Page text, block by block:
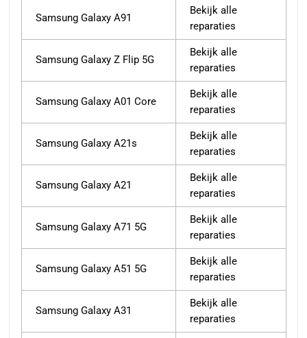
Samsung Galaxy A91
Bekijk alle
reparaties
Samsung Galaxy Z Flip 5G
Bekijk alle
reparaties
Samsung Galaxy A01 Core
Bekijk alle
reparaties
Samsung Galaxy A21s
Bekijk alle
reparaties
Samsung Galaxy A21
Bekijk alle
reparaties
Samsung Galaxy A71 5G
Bekijk alle
reparaties
Samsung Galaxy A51 5G
Bekijk alle
reparaties
Samsung Galaxy A31
Bekijk alle
reparaties